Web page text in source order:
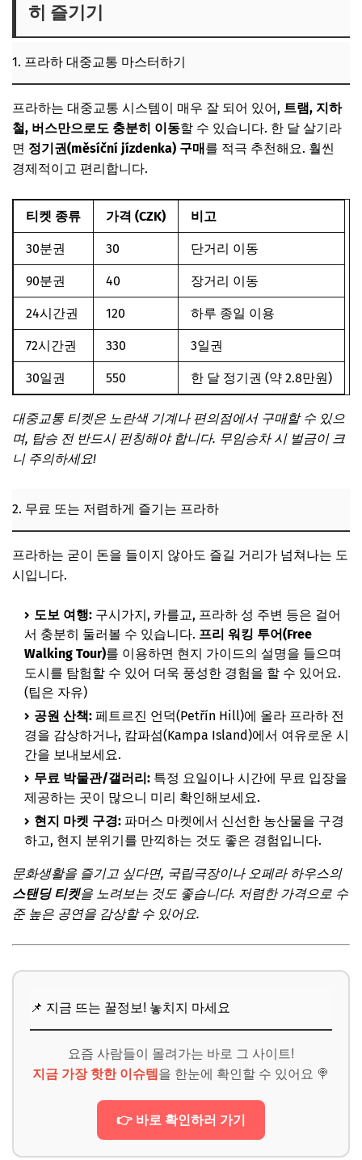
히 즐기기
1. 프라하 대중교통 마스터하기
프라하는 대중교통 시스템이 매우 잘 되어 있어, 트램, 지하
철, 버스만으로도 충분히 이동할 수 있습니다. 한 달 살기라
면 정기권(měsíční jízdenka) 구매를 적극 추천해요. 훨씬
경제적이고 편리합니다.
티켓 종류 가격 (CZK) 비고
30분권 30 단거리 이동
90분권 40 장거리 이동
24시간권 120 하루 종일 이용
72시간권 330 3일권
30일권 550 한 달 정기권 (약 2.8만원)
대중교통 티켓은 노란색 기계나 편의점에서 구매할 수 있으
며, 탑승 전 반드시 펀칭해야 합니다. 무임승차 시 벌금이 크
니 주의하세요!
2. 무료 또는 저렴하게 즐기는 프라하
프라하는 굳이 돈을 들이지 않아도 즐길 거리가 넘쳐나는 도
시입니다.
도보 여행: 구시가지, 카를교, 프라하 성 주변 등은 걸어
서 충분히 둘러볼 수 있습니다. 프리 워킹 투어(Free
Walking Tour)를 이용하면 현지 가이드의 설명을 들으며
도시를 탐험할 수 있어 더욱 풍성한 경험을 할 수 있어요.
(팁은 자유)
공원 산책: 페트르진 언덕(Petřín Hill)에 올라 프라하 전
경을 감상하거나, 캄파섬(Kampa Island)에서 여유로운 시
간을 보내보세요.
무료 박물관/갤러리: 특정 요일이나 시간에 무료 입장을
제공하는 곳이 많으니 미리 확인해보세요.
현지 마켓 구경: 파머스 마켓에서 신선한 농산물을 구경
하고, 현지 분위기를 만끽하는 것도 좋은 경험입니다.
문화생활을 즐기고 싶다면, 국립극장이나 오페라 하우스의
스탠딩 티켓을 노려보는 것도 좋습니다. 저렴한 가격으로 수
준 높은 공연을 감상할 수 있어요.
📌 지금 뜨는 꿀정보! 놓치지 마세요
요즘 사람들이 몰려가는 바로 그 사이트!
지금 가장 핫한 이슈템 을 한눈에 확인할 수 있어요 🍭
👉 바로 확인하러 가기